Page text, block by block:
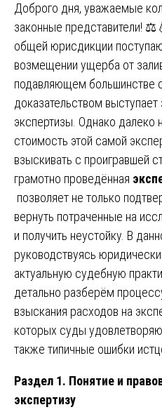
Доброго дня, уважаемые
законные представители!
общей юрисдикции
возмещении ущерба от
подавляющем большинстве
доказательством
экспертизы. Однако далеко
стоимость этой самой
взыскивать с проигравшей
грамотно проведённая
позволяет не только
вернуть потраченные на
и получить неустойку. В
руководствуясь
актуальную судебную
детально разберём
взыскания расходов на
которых суды
также типичные ошибки
Раздел 1. Понятие и
экспертизу